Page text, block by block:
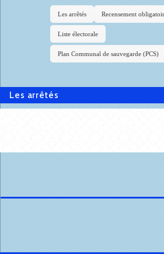
Les arrêtés Recensement
Liste électorale
Plan Communal de sauvegarde (PCS)
Les arrêtés